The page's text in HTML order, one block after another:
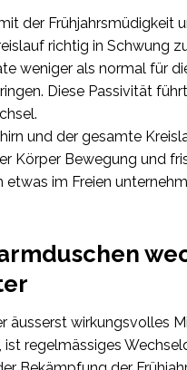
der
richtig in Schwung
weniger als normal für
Diese Passivität
und der gesamte
Körper Bewegung und
im Freien
äusserst wirkungsvolles
regelmässiges